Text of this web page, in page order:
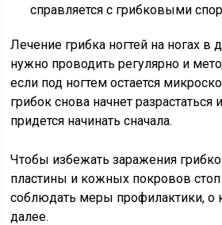
справляется с грибковыми
Лечение грибка ногтей на ногах в
нужно проводить регулярно и
если под ногтем остается
грибок снова начнет разрастаться
придется начинать сначала.
Чтобы избежать заражения
пластины и кожных покровов
соблюдать меры профилактики, о
далее.